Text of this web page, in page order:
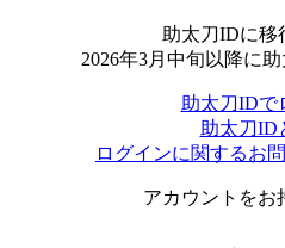
助太刀IDに移
2026年3月中旬以降に
助太刀IDで
助太刀ID
ログインに関するお
アカウントをお